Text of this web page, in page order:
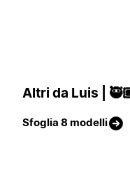
Altri da Luis |
Sfoglia 8 modelli